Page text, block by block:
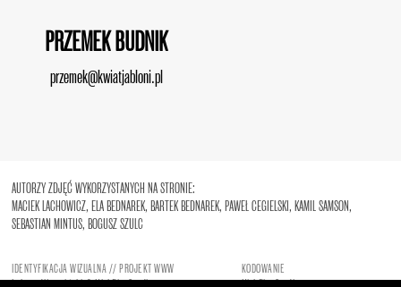
PRZEMEK BUDNIK
przemek@kwiatjabloni.pl
AUTORZY ZDJĘĆ WYKORZYSTANYCH NA STRONIE:
MACIEK LACHOWICZ, ELA BEDNAREK, BARTEK BEDNAREK, PAWEŁ CEGIELSKI, KAMIL SAMSON,
SEBASTIAN MINTUS, BOGUSZ SZULC
IDENTYFIKACJA WIZUALNA // PROJEKT WWW KODOWANIE